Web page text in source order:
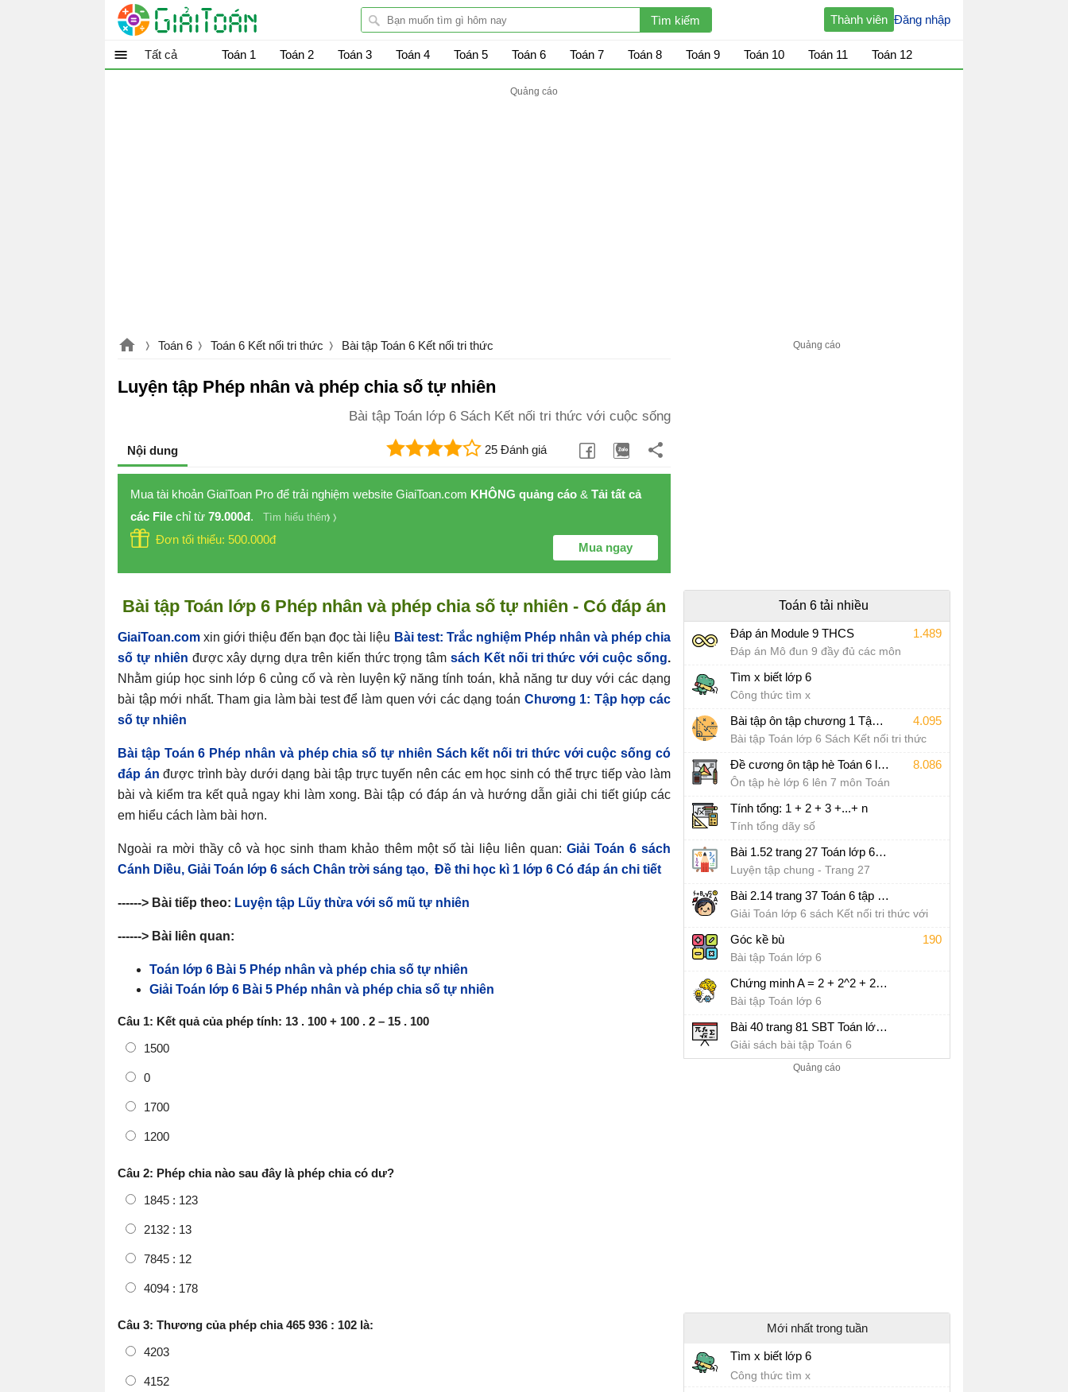
Đăng nhập
Thành viên
Tất cả Toán 1 Toán 2 Toán 3 Toán 4 Toán 5 Toán 6 Toán 7 Toán 8 Toán 9 Toán 10 Toán 11 Toán 12
Toán 6 Toán 6 Kết nối tri thức Bài tập Toán 6 Kết nối tri thức
Luyện tập Phép nhân và phép chia số tự nhiên
Bài tập Toán lớp 6 Sách Kết nối tri thức với cuộc sống
Nội dung 25 Đánh giá
Mua tài khoản GiaiToan Pro để trải nghiệm website GiaiToan.com KHÔNG quảng cáo & Tải tất cả
các File chỉ từ 79.000đ. Tìm hiểu thêm
Mua ngay
Đơn tối thiểu: 500.000đ
Bài tập Toán lớp 6 Phép nhân và phép chia số tự nhiên - Có đáp án
GiaiToan.com xin giới thiệu đến bạn đọc tài liệu Bài test: Trắc nghiệm Phép nhân và phép chia
số tự nhiên được xây dựng dựa trên kiến thức trọng tâm sách Kết nối tri thức với cuộc sống.
Nhằm giúp học sinh lớp 6 củng cố và rèn luyện kỹ năng tính toán, khả năng tư duy với các dạng
bài tập mới nhất. Tham gia làm bài test để làm quen với các dạng toán Chương 1: Tập hợp các
số tự nhiên
Bài tập Toán 6 Phép nhân và phép chia số tự nhiên Sách kết nối tri thức với cuộc sống có
đáp án được trình bày dưới dạng bài tập trực tuyến nên các em học sinh có thể trực tiếp vào làm
bài và kiểm tra kết quả ngay khi làm xong. Bài tập có đáp án và hướng dẫn giải chi tiết giúp các
em hiểu cách làm bài hơn.
Ngoài ra mời thầy cô và học sinh tham khảo thêm một số tài liệu liên quan: Giải Toán 6 sách
Cánh Diều, Giải Toán lớp 6 sách Chân trời sáng tạo, Đề thi học kì 1 lớp 6 Có đáp án chi tiết
------> Bài tiếp theo: Luyện tập Lũy thừa với số mũ tự nhiên
------> Bài liên quan:
Toán lớp 6 Bài 5 Phép nhân và phép chia số tự nhiên
Giải Toán lớp 6 Bài 5 Phép nhân và phép chia số tự nhiên
Câu 1: Kết quả của phép tính: 13 . 100 + 100 . 2 – 15 . 100
1500
0
1700
1200
Câu 2: Phép chia nào sau đây là phép chia có dư?
1845 : 123
2132 : 13
7845 : 12
4094 : 178
Câu 3: Thương của phép chia 465 936 : 102 là:
4203
4152
Toán 6 tải nhiều
Đáp án Module 9 THCS 1.489
Đáp án Mô đun 9 đầy đủ các môn
Tìm x biết lớp 6
Công thức tìm x
Bài tập ôn tập chương 1 Tập hợp các số tự nhiên Sách Kết nối tri thức với cuộc sống 4.095
Bài tập Toán lớp 6 Sách Kết nối tri thức
với cuộc sống
Đề cương ôn tập hè Toán 6 lên 7 8.086
Ôn tập hè lớp 6 lên 7 môn Toán
Tính tổng: 1 + 2 + 3 +...+ n
Tính tổng dãy số
Bài 1.52 trang 27 Toán lớp 6 tập 1 SGK Kết nối tri thức với cuộc sống
Luyện tập chung - Trang 27
Bài 2.14 trang 37 Toán 6 tập 1 SGK Kết nối tri thức với cuộc sống
Giải Toán lớp 6 sách Kết nối tri thức với
cuộc sống
Góc kề bù 190
Bài tập Toán lớp 6
Chứng minh A = 2 + 2^2 + 2^3 + 2^4 +…+ 2^97+ 2^98 + 2^99 chia hết cho 7
Bài tập Toán lớp 6
Bài 40 trang 81 SBT Toán lớp 6 - CD
Giải sách bài tập Toán 6
Mới nhất trong tuần
Tìm x biết lớp 6
Công thức tìm x